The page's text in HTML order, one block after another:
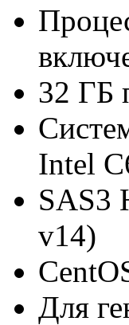
32 ГБ
Intel
SAS3
v14)
Для